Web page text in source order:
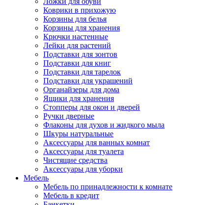
Коврики в прихожую
Корзины для белья
Корзины для хранения
Крючки настенные
Лейки для растений
Подставки для зонтов
Подставки для книг
Подставки для тарелок
Подставки для украшений
Органайзеры для дома
Ящики для хранения
Стопперы для окон и дверей
Ручки дверные
Флаконы для духов и жидкого мыла
Шкуры натуральные
Аксессуары для ванных комнат
Аксессуары для туалета
Чистящие средства
Аксессуары для уборки
Мебель
Мебель по принадлежности к комнате
Мебель в кредит